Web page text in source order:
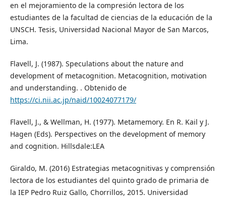
en el mejoramiento de la compresión lectora de los
estudiantes de la facultad de ciencias de la educación de la
UNSCH. Tesis, Universidad Nacional Mayor de San Marcos,
Lima.
Flavell, J. (1987). Speculations about the nature and
development of metacognition. Metacognition, motivation
and understanding. . Obtenido de
https://ci.nii.ac.jp/naid/10024077179/
Flavell, J., & Wellman, H. (1977). Metamemory. En R. Kail y J.
Hagen (Eds). Perspectives on the development of memory
and cognition. Hillsdale:LEA
Giraldo, M. (2016) Estrategias metacognitivas y comprensión
lectora de los estudiantes del quinto grado de primaria de
la IEP Pedro Ruiz Gallo, Chorrillos, 2015. Universidad